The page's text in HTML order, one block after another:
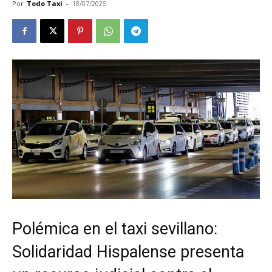
Por Todo Taxi - 18/07/2025
Polémica en el taxi sevillano:
Solidaridad Hispalense presenta